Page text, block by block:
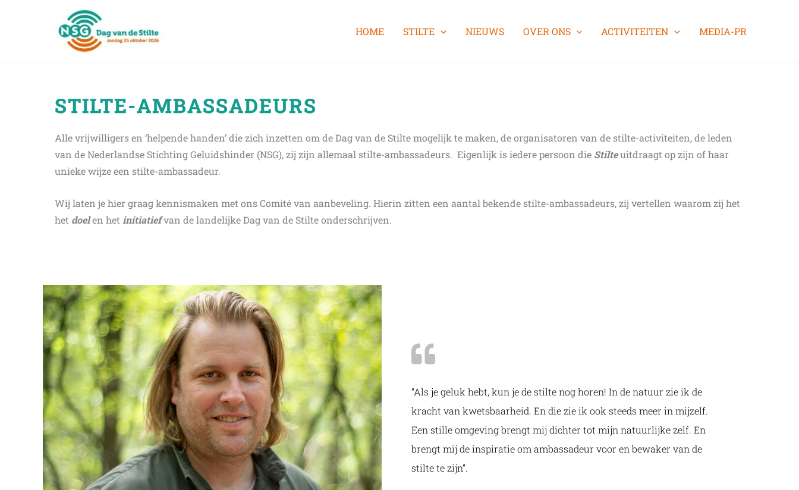
HOME STILTE NIEUWS OVER ONS ACTIVITEITEN MEDIA-PR
STILTE-AMBASSADEURS
Alle vrijwilligers en ‘helpende handen’ die zich inzetten om de Dag van de Stilte mogelijk te maken, de organisatoren van de stilte-activiteiten, de leden
van de Nederlandse Stichting Geluidshinder (NSG), zij zijn allemaal stilte-ambassadeurs. Eigenlijk is iedere persoon die Stilteuitdraagt op zijn of haar
unieke wijze een stilte-ambassadeur.
Wij laten je hier graag kennismaken met ons Comité van aanbeveling. Hierin zitten een aantal bekende stilte-ambassadeurs, zij vertellen waarom zij het
het doelen het initiatiefvan de landelijke Dag van de Stilte onderschrijven.
“Als je geluk hebt, kun je de stilte nog horen! In de natuur zie ik de
kracht van kwetsbaarheid. En die zie ik ook steeds meer in mijzelf.
Een stille omgeving brengt mij dichter tot mijn natuurlijke zelf. En
brengt mij de inspiratie om ambassadeur voor en bewaker van de
stilte te zijn”.